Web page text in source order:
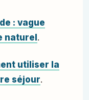
: vague
naturel .
utiliser la
séjour.